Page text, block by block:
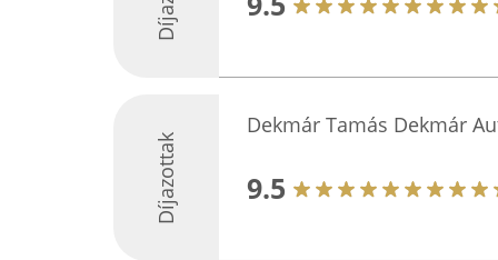
Díjazottak
Dekmár Tamás Dekmár
9.5